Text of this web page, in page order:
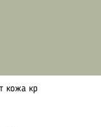
кожа кр